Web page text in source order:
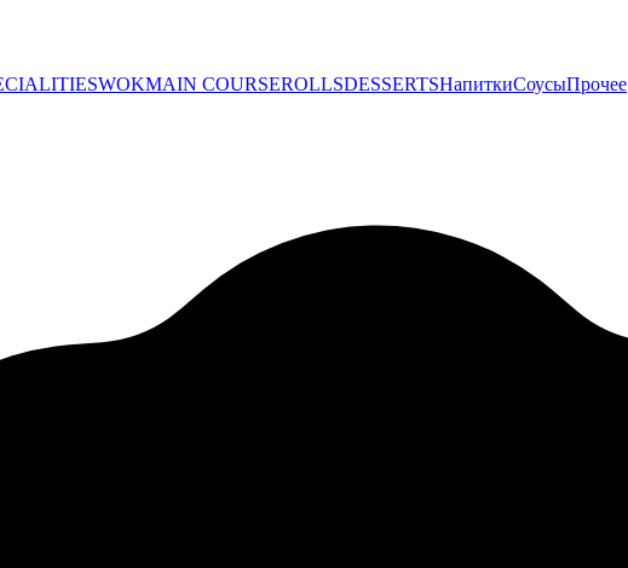
WOKMAIN COURSEROLLSDESSERTSНапиткиСоусыПрочее